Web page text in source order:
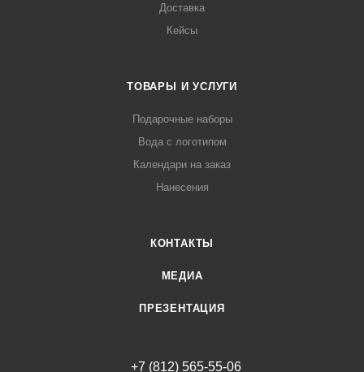
Доставка
Кейсы
ТОВАРЫ И УСЛУГИ
Подарочные наборы
Вода с логотипом
Календари на заказ
Нанесения
КОНТАКТЫ
МЕДИА
ПРЕЗЕНТАЦИЯ
+7 (812) 565-55-06